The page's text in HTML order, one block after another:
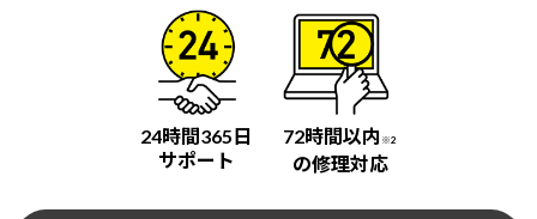
24時間365日
サポート
72時間以内 ※2
の修理対応